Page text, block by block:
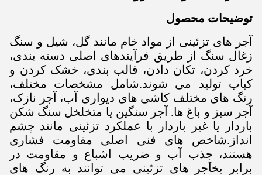
توضیحات محصول
آجر های تزئینی از مواد خام مانند گل، شیل و سنگ
زغال سنگ از طریق فرآیندهای اصلی دسته بندی،
خرد کردن، تکان دادن، قالب بندی، خشک کردن و
کباب تولید می شوند.شامل مشخصات مختلف،
رنگ های مختلف کاشی های دیواری آب، آجر نازک،
آجر سبز و باغ ها. آجر سنگین یا متخلخل سنگ شکن
باردار یا غیر باردار با عملکرد تزئینی مانند چشم
انداز.شاخص های فنی اصلی مقاومت فشاری
هستند، جذب آب و ضریب اشباع و مقاومت در
برابر یخآجر های تزئینی می توانند به رنگ های